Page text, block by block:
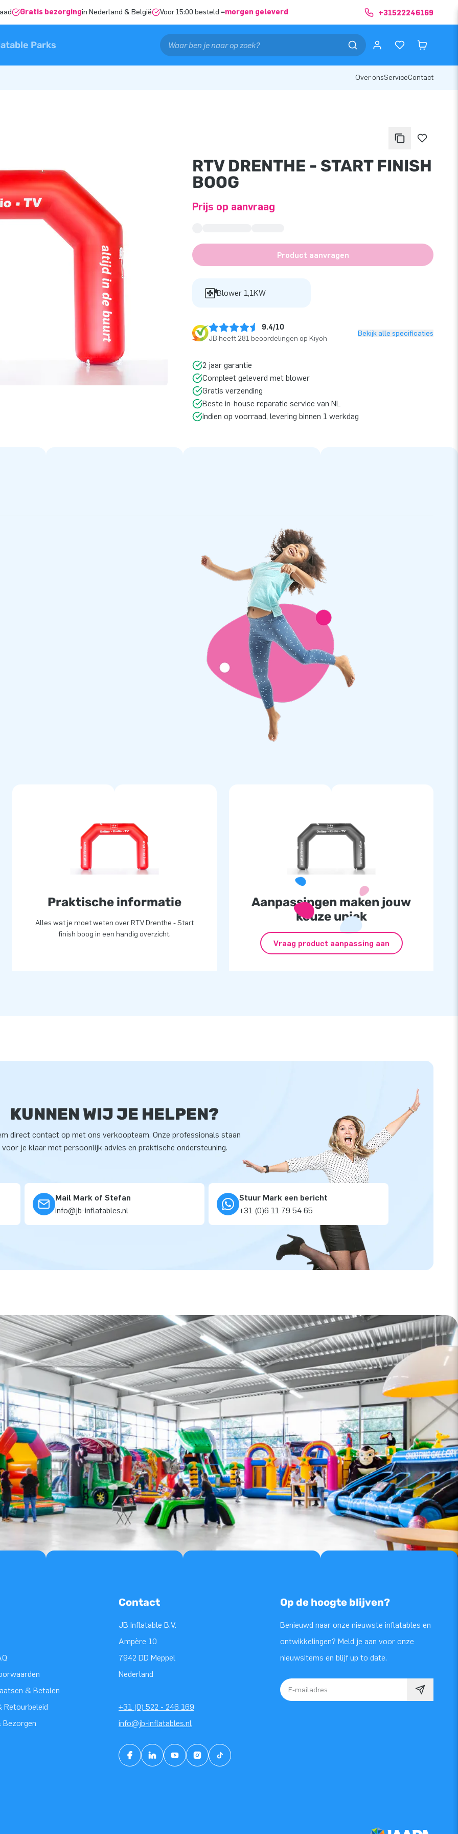
Gratis bezorgingin Nederland & België Voor 15:00 besteld =morgen geleverd +31522246169
Parks
Over onsServiceContact
RTV DRENTHE - START FINISH
BOOG
Prijs op aanvraag
Product aanvragen
Blower 1,1KW
9.4/10
JB heeft 281 beoordelingen op Kiyoh
Bekijk alle specificaties
2 jaar garantie
Compleet geleverd met blower
Gratis verzending
Beste in-house reparatie service van NL
Indien op voorraad, levering binnen 1 werkdag
Praktische informatie
Alles wat je moet weten over RTV Drenthe - Start
finish boog in een handig overzicht.
Aanpassingen maken jouw
keuze uniek
Vraag product aanpassing aan
KUNNEN WIJ JE HELPEN?
direct contact op met ons verkoopteam. Onze professionals staan
voor je klaar met persoonlijk advies en praktische ondersteuning.
Mail Mark of Stefan
info@jb-inflatables.nl
Stuur Mark een bericht
+31 (0)6 11 79 54 65
& Betalen
Retourbeleid
Bezorgen
Contact
JB Inflatable B.V.
Ampère 10
7942 DD Meppel
Nederland
+31 (0) 522 - 246 169
info@jb-inflatables.nl
Op de hoogte blijven?
Benieuwd naar onze nieuwste inflatables en
ontwikkelingen? Meld je aan voor onze
nieuwsitems en blijf up to date.
E-mailadres